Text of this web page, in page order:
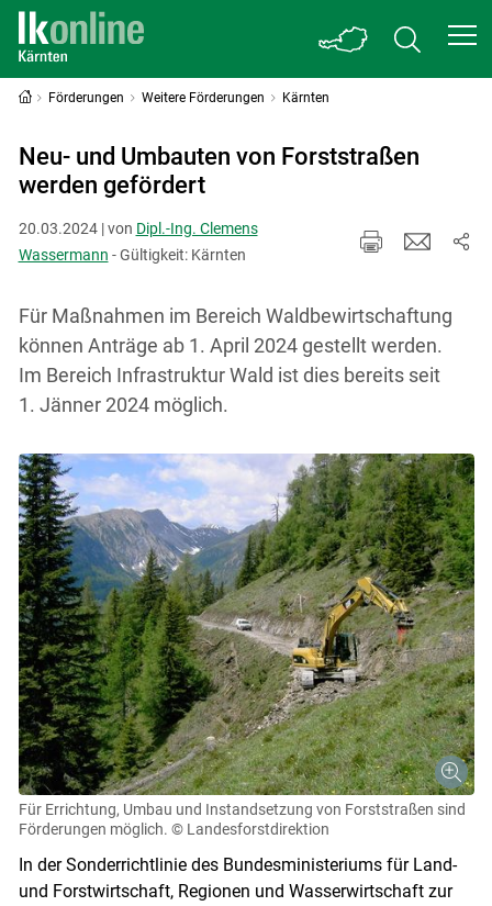
Förderungen Weitere Förderungen Kärnten
Neu- und Umbauten von Forststraßen
werden gefördert
20.03.2024 | von Dipl.-Ing. Clemens
Wassermann - Gültigkeit: Kärnten
Für Maßnahmen im Bereich Waldbewirtschaftung
können Anträge ab 1. April 2024 gestellt werden.
Im Bereich Infrastruktur Wald ist dies bereits seit
1. Jänner 2024 möglich.
Für Errichtung, Umbau und Instandsetzung von Forststraßen sind
Förderungen möglich. © Landesforstdirektion
In der Sonderrichtlinie des Bundesministeriums für Land-
und Forstwirtschaft, Regionen und Wasserwirtschaft zur